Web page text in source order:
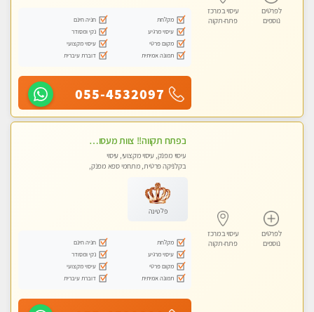
לפרטים
נוספים
עיסוי במרכז
פתח-תקוה
מקלחת
חניה חינם
עיסוי מרגיע
נקי ומסודר
מקום פרטי
עיסוי מקצועי
תמונה אמיתית
דוברת עיברית
055-4532097
לפרטים
נוספים
עיסוי במרכז
פתח-תקוה
‏בפתח תקווה!! ‏צוות מעסות נאות!! ‏לעיסוי מקצועי מושלם ומפנק !! ‏ מכבדים כרטיסי אשראי- מעסות אלופות פרטי! טל- 03-9040343
עיסוי מפנק, עיסוי מקצועי, עיסוי
בקלניקה פרטית, מתחמי ספא מפנק,
פלטינה
מקלחת
חניה חינם
עיסוי מרגיע
נקי ומסודר
מקום פרטי
עיסוי מקצועי
תמונה אמיתית
דוברת עיברית